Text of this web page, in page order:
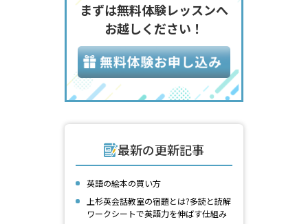
まずは無料体験レッスンへ
お越しください！
最新の更新記事
英語の絵本の買い方
上杉英会話教室の宿題とは?多読と読解
ワークシートで英語力を伸ばす仕組み